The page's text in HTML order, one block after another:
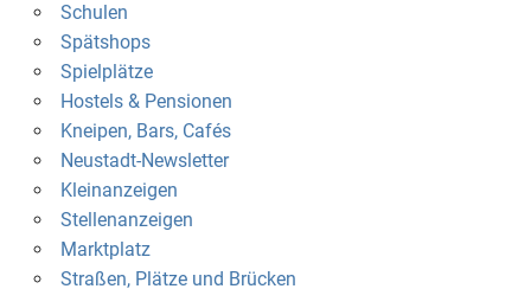
Schulen
Spätshops
Spielplätze
Hostels & Pensionen
Kneipen, Bars, Cafés
Neustadt-Newsletter
Kleinanzeigen
Stellenanzeigen
Marktplatz
Straßen, Plätze und Brücken